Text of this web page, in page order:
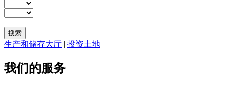
搜索
生产和储存大厅 | 投资土地
我们的服务